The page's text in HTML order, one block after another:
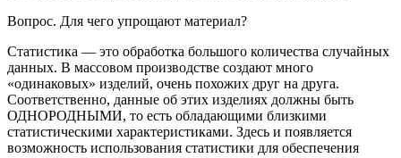
Вопрос. Для чего упрощают материал?
Статистика — это обработка большого количества случайных
данных. В массовом производстве создают много
«одинаковых» изделий, очень похожих друг на друга.
Соответственно, данные об этих изделиях должны быть
ОДНОРОДНЫМИ, то есть обладающими близкими
статистическими характеристиками. Здесь и появляется
возможность использования статистики для обеспечения